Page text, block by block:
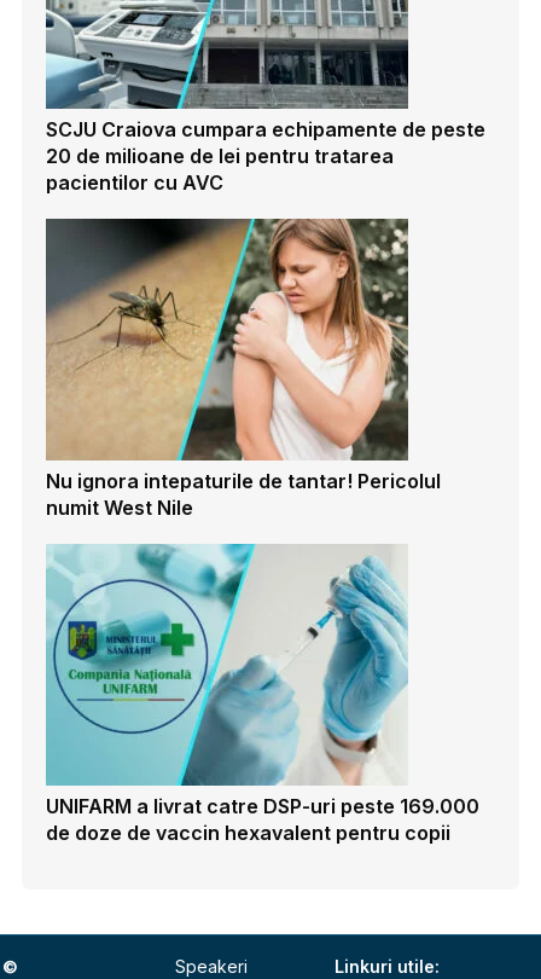
SCJU Craiova cumpara echipamente de peste
20 de milioane de lei pentru tratarea
pacientilor cu AVC
Nu ignora intepaturile de tantar! Pericolul
numit West Nile
UNIFARM a livrat catre DSP-uri peste 169.000
de doze de vaccin hexavalent pentru copii
©
Speakeri Linkuri utile: